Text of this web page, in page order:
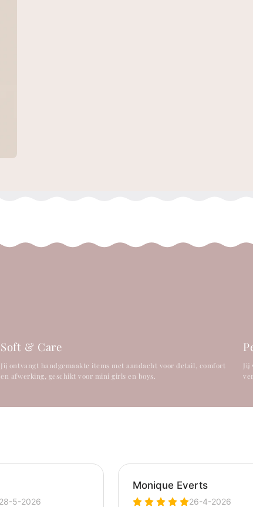
Soft & Care
Jij ontvangt handgemaakte items met aandacht voor detail, comfort
en afwerking, geschikt voor mini girls en boys.
Jij